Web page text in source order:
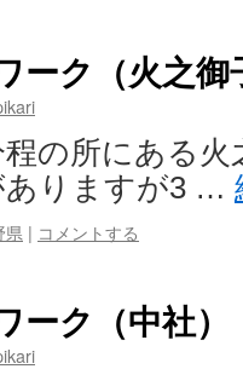
ーク（火之御
の所にある火
ありますが3 …
県 | コメントする
ク（中社）